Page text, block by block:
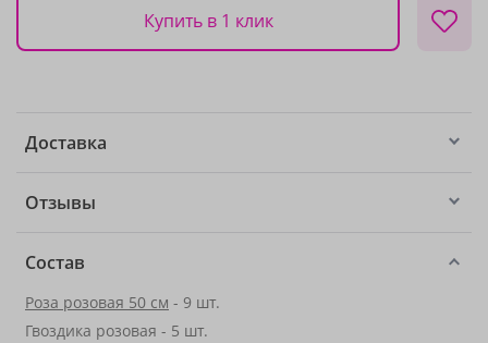
Купить в 1 клик
Доставка
Отзывы
Состав
Роза розовая 50 см - 9 шт.
Гвоздика розовая - 5 шт.